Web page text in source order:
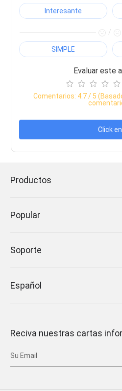
Interesante
/
SIMPLE
Evaluar este
Comentarios: 4.7/ 5
Click en
Productos
Popular
Soporte
Español
Reciva nuestras cartas